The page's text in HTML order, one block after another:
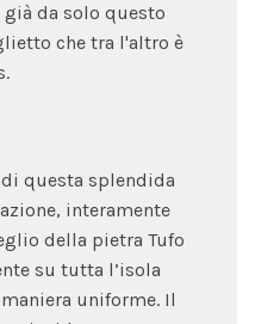
da solo questo
che tra l'altro è
questa splendida
interamente
della pietra Tufo
su tutta l’isola
uniforme. Il